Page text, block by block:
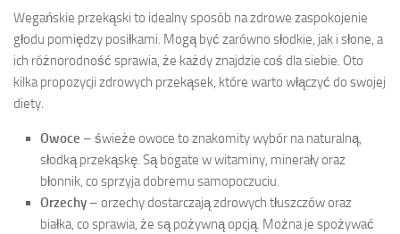
Wegańskie przekąski to idealny sposób na zdrowe zaspokojenie
głodu pomiędzy posiłkami. Mogą być zarówno słodkie, jak i słone, a
ich różnorodność sprawia, że każdy znajdzie coś dla siebie. Oto
kilka propozycji zdrowych przekąsek, które warto włączyć do swojej
diety.
Owoce – świeże owoce to znakomity wybór na naturalną,
słodką przekąskę. Są bogate w witaminy, minerały oraz
błonnik, co sprzyja dobremu samopoczuciu.
Orzechy – orzechy dostarczają zdrowych tłuszczów oraz
białka, co sprawia, że są pożywną opcją. Można je spożywać